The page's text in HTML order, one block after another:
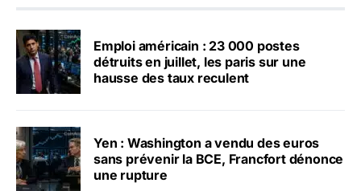
Emploi américain : 23 000 postes
détruits en juillet, les paris sur une
hausse des taux reculent
Yen : Washington a vendu des euros
sans prévenir la BCE, Francfort dénonce
une rupture